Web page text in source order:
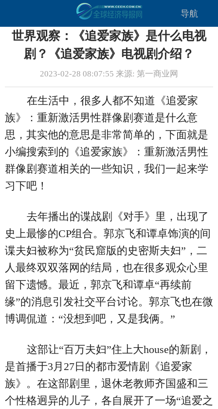
导航
世界观察：《追爱家族》是什么电视
剧？《追爱家族》电视剧介绍？
2023-02-28 08:07:55 来源: 第一商业网
在生活中，很多人都不知道《追爱家
族》：重新激活男性群像剧赛道是什么意
思，其实他的意思是非常简单的，下面就是
小编搜索到的《追爱家族》：重新激活男性
群像剧赛道相关的一些知识，我们一起来学
习下吧！
去年播出的谍战剧《对手》里，出现了
史上最惨的CP组合。郭京飞和谭卓饰演的间
谍夫妇被称为“贫民窟版的史密斯夫妇”，二
人最终双双落网的结局，也在很多观众心里
留下遗憾。最近，郭京飞和谭卓“再续前
缘”的消息引发社交平台讨论。郭京飞也在微
博调侃道：“没想到吧，又是我俩。”
这部让“百万夫妇”住上大house的新剧，
是首播于3月27日的都市爱情剧《追爱家
族》。在这部剧里，退休老教师齐国盛和三
个性格迥异的儿子，各自展开了一场“追爱之